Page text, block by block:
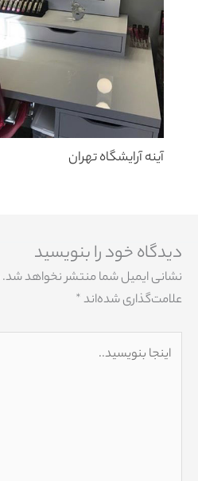
آینه آرایشگاه تهران
دیدگاه‌ خود را بنویسید
نشانی ایمیل شما منتشر نخواهد شد.
علامت‌گذاری شده‌اند*
اینجا
بنویسید..